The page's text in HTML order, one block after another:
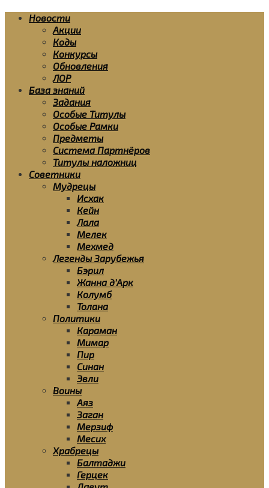
Новости
Акции
Коды
Конкурсы
Обновления
ЛОР
База знаний
Задания
Особые Титулы
Особые Рамки
Предметы
Система Партнёров
Титулы наложниц
Советники
Мудрецы
Исхак
Кейн
Лала
Мелек
Мехмед
Легенды Зарубежья
Бэрил
Жанна д’Арк
Колумб
Толана
Политики
Караман
Мимар
Пир
Синан
Эвли
Воины
Аяз
Заган
Мерзиф
Месих
Храбрецы
Балтаджи
Герцек